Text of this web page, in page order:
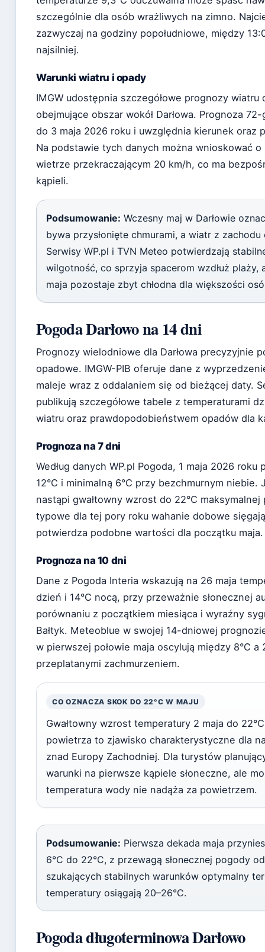
szczególnie dla osób wrażliwych na zimno.
zazwyczaj na godziny popołudniowe, między
najsilniej.
Warunki wiatru i opady
IMGW udostępnia szczegółowe prognozy wiatru
obejmujące obszar wokół Darłowa. Prognoza
do 3 maja 2026 roku i uwzględnia kierunek oraz
Na podstawie tych danych można wnioskować
wietrze przekraczającym 20 km/h, co ma
kąpieli.
Podsumowanie: Wczesny maj w Darłowie
bywa przysłonięte chmurami, a wiatr z
Serwisy WP.pl i TVN Meteo potwierdzają
wilgotność, co sprzyja spacerom wzdłuż
maja pozostaje zbyt chłodna dla większości
Pogoda Darłowo na 14 dni
Prognozy wielodniowe dla Darłowa precyzyjnie
opadowe. IMGW-PIB oferuje dane z
maleje wraz z oddalaniem się od bieżącej daty.
publikują szczegółowe tabele z temperaturami
wiatru oraz prawdopodobieństwem opadów dla
Prognoza na 7 dni
Według danych WP.pl Pogoda, 1 maja 2026
12°C i minimalną 6°C przy bezchmurnym
nastąpi gwałtowny wzrost do 22°C
typowe dla tej pory roku wahanie dobowe
potwierdza podobne wartości dla początku maja.
Prognoza na 10 dni
Dane z Pogoda Interia wskazują na 26 maja
dzień i 14°C nocą, przy przeważnie słonecznej
porównaniu z początkiem miesiąca i wyraźny
Bałtyk. Meteoblue w swojej 14-dniowej
w pierwszej połowie maja oscylują między 8°C a
przeplatanymi zachmurzeniem.
CO OZNACZA SKOK DO 22°C W MAJU
Gwałtowny wzrost temperatury 2 maja do
powietrza to zjawisko charakterystyczne dla
znad Europy Zachodniej. Dla turystów
warunki na pierwsze kąpiele słoneczne, ale
temperatura wody nie nadąża za powietrzem.
Podsumowanie: Pierwsza dekada maja
6°C do 22°C, z przewagą słonecznej pogody
szukających stabilnych warunków optymalny
temperatury osiągają 20–26°C.
Pogoda długoterminowa Darłowo